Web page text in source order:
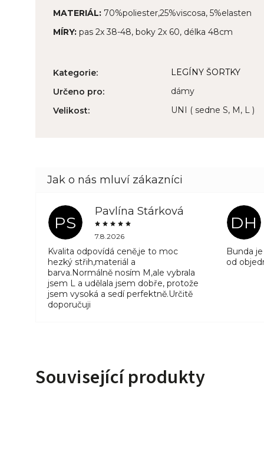
MATERIÁL: 70%poliester,25%viscosa, 5%elasten
MÍRY: pas 2x 38-48, boky 2x 60, délka 48cm
Kategorie:
LEGÍNY ŠORTKY
Určeno pro:
dámy
Velikost: UNI ( sedne S, M, L )
PS
Pavlína Stárková
7.8.2026
Kvalita odpovídá ceně,je to moc
hezký střih,materiál a
barva.Normálně nosím M,ale vybrala
jsem L a udělala jsem dobře, protože
jsem vysoká a sedí perfektně.Určitě
doporučuji
DH
Bunda
od
Související produkty